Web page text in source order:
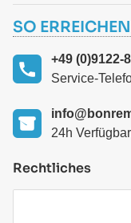
SO
+49 (0)9122-
Service-
24h
Rechtliches